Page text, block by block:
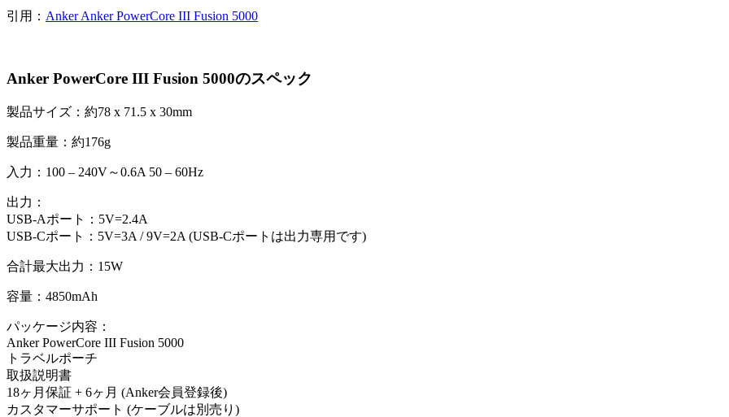
引用： Anker Anker PowerCore III Fusion 5000
Anker PowerCore III Fusion 5000のスペック
製品サイズ：約78 x 71.5 x 30mm
製品重量：約176g
入力：100 – 240V～0.6A 50 – 60Hz
出力：
USB-Aポート：5V=2.4A
USB-Cポート：5V=3A / 9V=2A (USB-Cポートは出力専用です)
合計最大出力：15W
容量：4850mAh
パッケージ内容：
Anker PowerCore III Fusion 5000
トラベルポーチ
取扱説明書
18ヶ月保証 + 6ヶ月 (Anker会員登録後)
カスタマーサポート (ケーブルは別売り)